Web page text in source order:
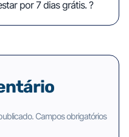
por 7 dias grátis. ?
Campos obrigatórios